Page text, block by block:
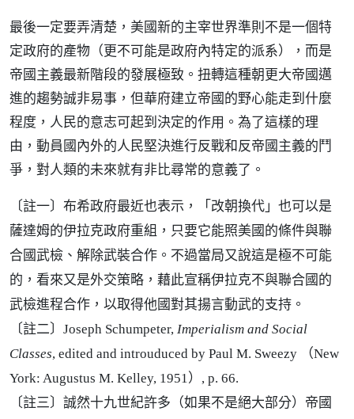
最後一定要弄清楚，美國新的主宰世界準則不是一個特
定政府的產物（更不可能是政府內特定的派系），而是
帝國主義最新階段的發展極致。扭轉這種朝更大帝國邁
進的趨勢誠非易事，但華府建立帝國的野心能走到什麼
程度，人民的意志可起到決定的作用。為了這樣的理
由，動員國內外的人民堅決進行反戰和反帝國主義的鬥
爭，對人類的未來就有非比尋常的意義了。
〔註一〕布希政府最近也表示，「改朝換代」也可以是
薩達姆的伊拉克政府重組，只要它能照美國的條件與聯
合國武檢、解除武裝合作。不過當局又說這是極不可能
的，看來又是外交策略，藉此宣稱伊拉克不與聯合國的
武檢進程合作，以取得他國對其揚言動武的支持。
〔註二〕Joseph Schumpeter, Imperialism and Social
Classes, edited and introuduced by Paul M. Sweezy （New
York: Augustus M. Kelley, 1951）, p. 66.
〔註三〕誠然十九世紀許多（如果不是絕大部分）帝國